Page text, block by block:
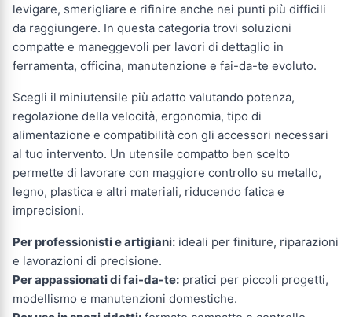
levigare, smerigliare e rifinire anche nei punti più difficili
da raggiungere. In questa categoria trovi soluzioni
compatte e maneggevoli per lavori di dettaglio in
ferramenta, officina, manutenzione e fai-da-te evoluto.
Scegli il miniutensile più adatto valutando potenza,
regolazione della velocità, ergonomia, tipo di
alimentazione e compatibilità con gli accessori necessari
al tuo intervento. Un utensile compatto ben scelto
permette di lavorare con maggiore controllo su metallo,
legno, plastica e altri materiali, riducendo fatica e
imprecisioni.
Per professionisti e artigiani: ideali per finiture, riparazioni
e lavorazioni di precisione.
Per appassionati di fai-da-te: pratici per piccoli progetti,
modellismo e manutenzioni domestiche.